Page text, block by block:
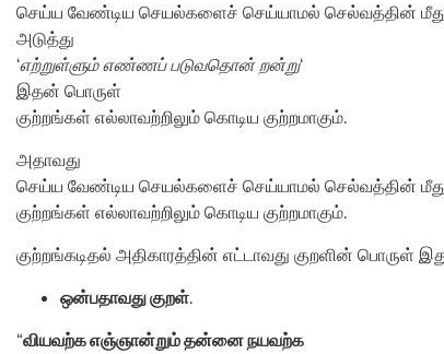
செய்ய வேண்டிய செயல்களைச் செய்யாமல் செல்வத்தின்
அடுத்து
‘எற்றுள்ளும் எண்ணப் படுவதொன் றன்று‘
இதன் பொருள்
குற்றங்கள் எல்லாவற்றிலும் கொடிய குற்றமாகும்.
அதாவது
செய்ய வேண்டிய செயல்களைச் செய்யாமல் செல்வத்தின்
குற்றங்கள் எல்லாவற்றிலும் கொடிய குற்றமாகும்.
குற்றங்கடிதல் அதிகாரத்தின் எட்டாவது குறளின் பொருள்
ஒன்பதாவது குறள்.
“வியவற்க எஞ்ஞான்றும் தன்னை நயவற்க